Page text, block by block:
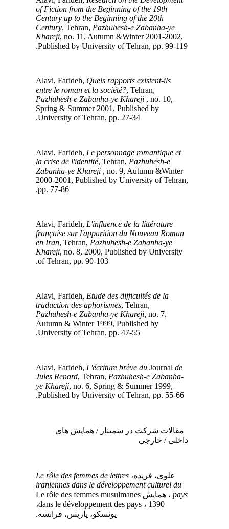
of Fiction from the Beginning of the 19th
Century up to the Beginning of the 20th
Century, Tehran,Pazhuhesh-e Zabanha-ye
Khareji, no. 11, Autumn &Winter 2001-2002,
Published by University of Tehran, pp. 99-119.
Quels rapports existent-ils
entre le roman et la société?, Tehran,
Pazhuhesh-e Zabanha-ye Khareji, no. 10,
Spring & Summer 2001, Published by
University of Tehran, pp. 27-34.
Le personnage romantique et
la crise de l'identité, Tehran,Pazhuhesh-e
Zabanha-ye Khareji, no. 9, Autumn &Winter
2000-2001, Published by University of Tehran,
pp. 77-86.
L'influence de la littérature
française sur l'apparition du Nouveau Roman
en Iran, Tehran,Pazhuhesh-e Zabanha-ye
Khareji, no. 8, 2000, Published by University
of Tehran, pp. 90-103.
Etude des difficultés de la
traduction des aphorismes, Tehran,
Pazhuhesh-e Zabanha-ye Khareji, no. 7,
Autumn & Winter 1999, Published by
University of Tehran, pp. 47-55.
L'écriture brève duJournalde
Jules Renard, Tehran,Pazhuhesh-e Zabanha-
ye Khareji, no. 6, Spring & Summer 1999,
Published by University of Tehran, pp. 55-66.
مقالات شرکت در سمینار / همایش های
داخلی / خارجی
علوی، فریده،Le rôle des femmes de lettres
iraniennes dans le développement culturel du
pays
، همایش Le rôle des femmes musulmanes
dans le développement des pays ، 1390،
یونسکو، پاریس، فرانسه.